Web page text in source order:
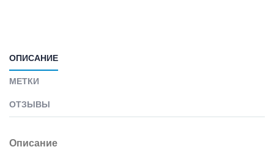
ОПИСАНИЕ
МЕТКИ
ОТЗЫВЫ
Описание